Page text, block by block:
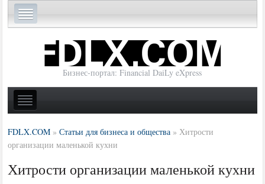
Бизнес-портал: Financial DaiLy eXpress
FDLX.COM »Статьи для бизнеса и общества » Хитрости
организации маленькой кухни
Хитрости организации маленькой кухни